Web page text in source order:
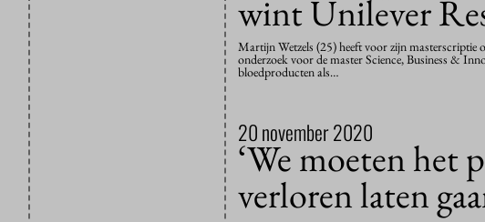
wint Unilever
Martijn Wetzels (25) heeft voor zijn masterscriptie
onderzoek voor de master Science, Business &
bloedproducten als…
20 november 2020
‘We moeten het
verloren laten